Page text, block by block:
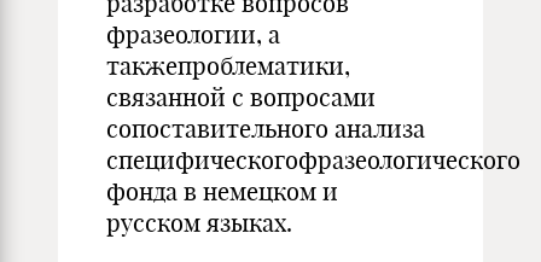
фразеологии, а
такжепроблематики,
связанной с вопросами
сопоставительного анализа
специфическогофразеологического
фонда в немецком и
русском языках.